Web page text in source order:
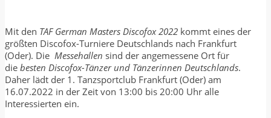
Mit den TAF German Masters Discofox 2022 kommt eines der
größten Discofox-Turniere Deutschlands nach Frankfurt
(Oder). Die Messehallen sind der angemessene Ort für
die besten Discofox-Tänzer und Tänzerinnen Deutschlands.
Daher lädt der 1. Tanzsportclub Frankfurt (Oder) am
16.07.2022 in der Zeit von 13:00 bis 20:00 Uhr alle
Interessierten ein.